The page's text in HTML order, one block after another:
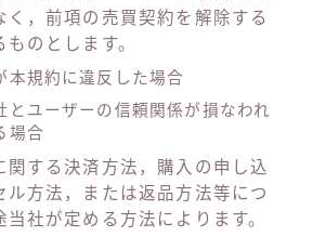
く，前項の売買契約を解除する
のとします。
本規約に違反した場合
とユーザーの信頼関係が損なわれ
場合
関する決済方法，購入の申し込
ル方法，または返品方法等につ
当社が定める方法によります。